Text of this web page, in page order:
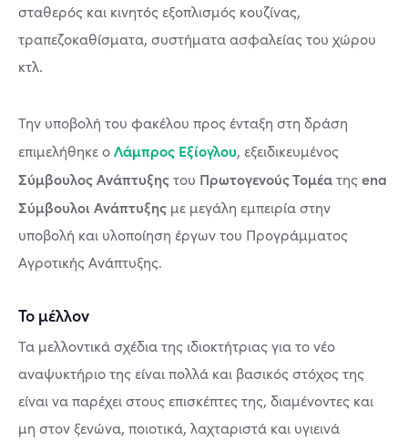
σταθερός και κινητός εξοπλισμός κουζίνας,
τραπεζοκαθίσματα, συστήματα ασφαλείας του χώρου
κτλ.
Την υποβολή του φακέλου προς ένταξη στη δράση
επιμελήθηκε οΛάμπρος Εξίογλου, εξειδικευμένος
Σύμβουλος Ανάπτυξηςτου Πρωτογενούς Τομέατηςena
Σύμβουλοι Ανάπτυξης με μεγάλη εμπειρία στην
υποβολή και υλοποίηση έργων του Προγράμματος
Αγροτικής Ανάπτυξης.
Το μέλλον
Τα μελλοντικά σχέδια της ιδιοκτήτριας για το νέο
αναψυκτήριο της είναι πολλά και βασικός στόχος της
είναι να παρέχει στους επισκέπτες της, διαμένοντες και
μη στον ξενώνα, ποιοτικά, λαχταριστά και υγιεινά